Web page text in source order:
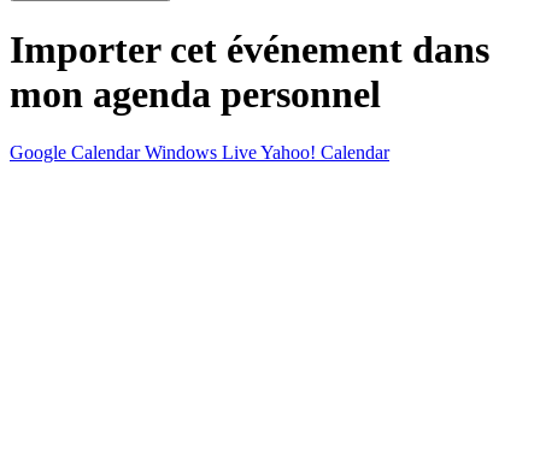
Importer cet événement dans
mon agenda personnel
Google Calendar Windows LiveYahoo! Calendar